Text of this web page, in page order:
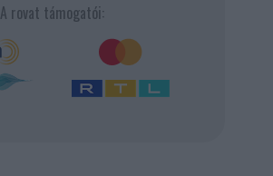
A rovat támogatói: